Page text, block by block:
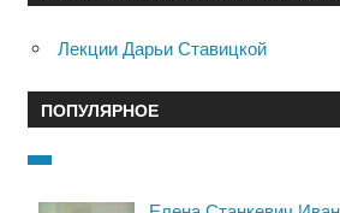
Лекции Дарьи Ставицкой
ПОПУЛЯРНОЕ